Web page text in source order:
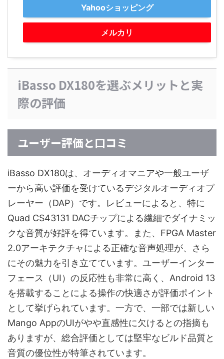
Yahooショッピング
メルカリ
iBasso DX180を選ぶメリットと実
際の評価
ユーザー評価と口コミ
iBasso DX180は、オーディオマニアや一般ユーザ
ーから高い評価を受けているデジタルオーディオプ
レーヤー（DAP）です。レビューによると、特に
Quad CS43131 DACチップによる繊細でダイナミッ
クな音質が好評を得ています。また、FPGA Master
2.0アーキテクチャによる正確な音声処理が、さら
にその魅力を引き立てています。ユーザーインター
フェース（UI）の反応性も非常に高く、Android 13
を搭載することによる操作の快適さが評価ポイント
として挙げられています。一方で、一部では新しい
Mango AppのUIがやや直感性に欠けるとの指摘も
ありますが、総合評価としては堅牢なビルド品質と
音質の優位性が特筆されています。